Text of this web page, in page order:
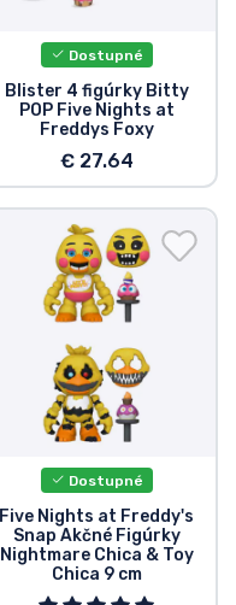
Dostupné
Blister 4 figúrky Bitty
POP Five Nights at
Freddys Foxy
€ 27.64
Dostupné
Five Nights at Freddy's
Snap Akčné Figúrky
Nightmare Chica & Toy
Chica 9 cm